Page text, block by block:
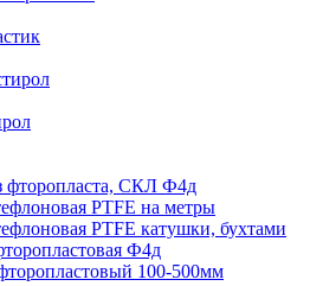
фторопласта, СКЛ Ф4д
PTFE на метры
PTFE катушки, бухтами
Ф4д
100-500мм